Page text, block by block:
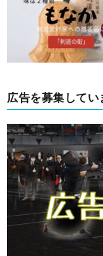
広告を募集してい